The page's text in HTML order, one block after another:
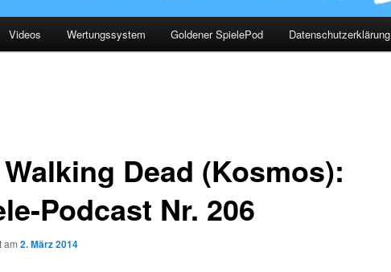
Videos Wertungssystem Goldener SpielePod Datenschutzerklärung
Dead (Kosmos):
Podcast Nr. 206
am 2. März 2014